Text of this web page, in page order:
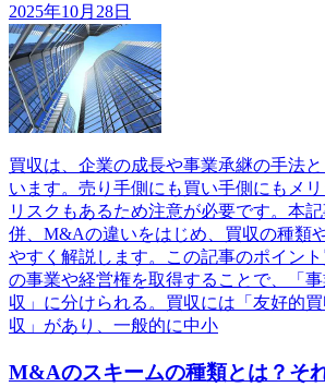
2025年10月28日
買収は、企業の成長や事業承継の手法
います。売り手側にも買い手側にもメリ
リスクもあるため注意が必要です。本
併、M&Aの違いをはじめ、買収の種類
やすく解説します。この記事のポイン
の事業や経営権を取得することで、「
収」に分けられる。買収には「友好的
収」があり、一般的に中小
M&Aのスキームの種類とは？そ